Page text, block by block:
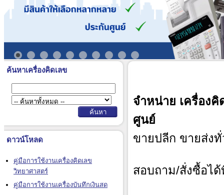
ค้นหาเครื่องคิดเลข
ดาวน์โหลด
คู่มือการใช้งานเครื่องคิดเลข
วิทยาศาสตร์
คู่มือการใช้งานเครื่องบันทึกเงินสด
จำหน่าย เครื่องคิ
ศูนย์
ขายปลีก ขายส่ง
สอบถาม/สั่งซื้อไ